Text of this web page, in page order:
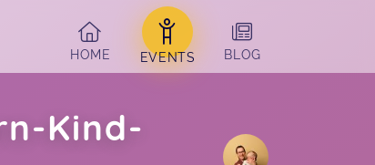
HOME
EVENTS BLOG
Kind-